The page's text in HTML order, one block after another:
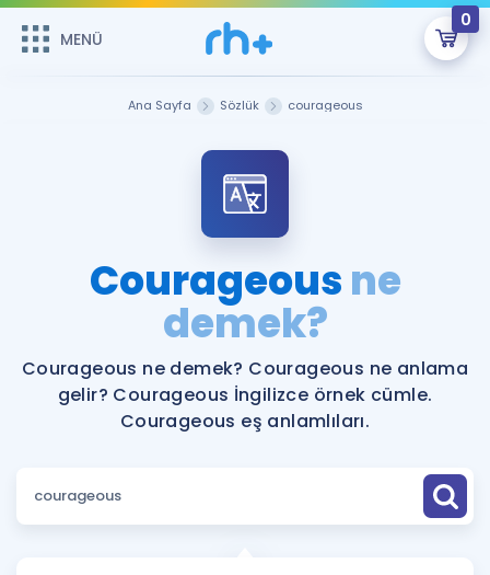
MENÜ
0
Şifremi Hatırlamıyorum
Sepetin Şu An Boş.
Remzi Hoca ile seni sınava hazırlayacak onlarca eğitim seni
bekliyor!
MENÜ
Katılımcı Görüşleri
Faydalı Araçlar
Ücretsiz Kaynaklar
Puan Hesaplama
İngilizce Gramer
Ana Sayfa Sözlük courageous
Courageousne
demek?
Courageous ne demek? Courageous ne anlama
gelir? Courageous İngilizce örnek cümle.
Courageous eş anlamlıları.